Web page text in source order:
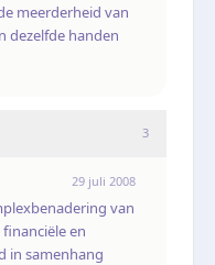
meerderheid van
dezelfde handen
3
29 juli 2008
van
en
in samenhang